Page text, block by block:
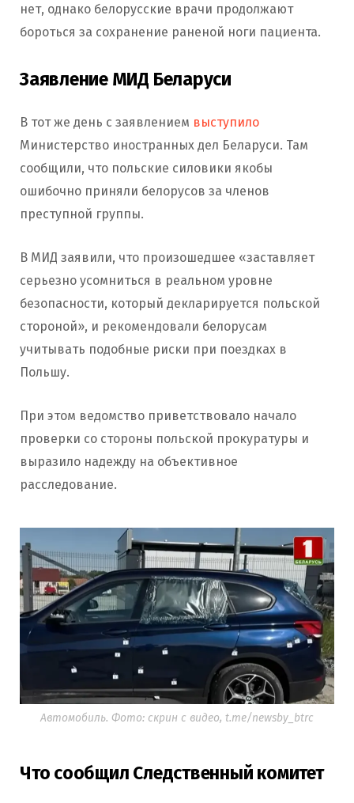
нет, однако белорусские врачи продолжают
бороться за сохранение раненой ноги пациента.
Заявление МИД Беларуси
В тот же день с заявлением выступило
Министерство иностранных дел Беларуси. Там
сообщили, что польские силовики якобы
ошибочно приняли белорусов за членов
преступной группы.
В МИД заявили, что произошедшее «заставляет
серьезно усомниться в реальном уровне
безопасности, который декларируется польской
стороной», и рекомендовали белорусам
учитывать подобные риски при поездках в
Польшу.
При этом ведомство приветствовало начало
проверки со стороны польской прокуратуры и
выразило надежду на объективное
расследование.
Автомобиль. Фото: скрин с видео, t.me/newsby_btrc
Что сообщил Следственный комитет